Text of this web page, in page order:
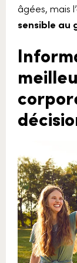
âgées, mais
sensible au